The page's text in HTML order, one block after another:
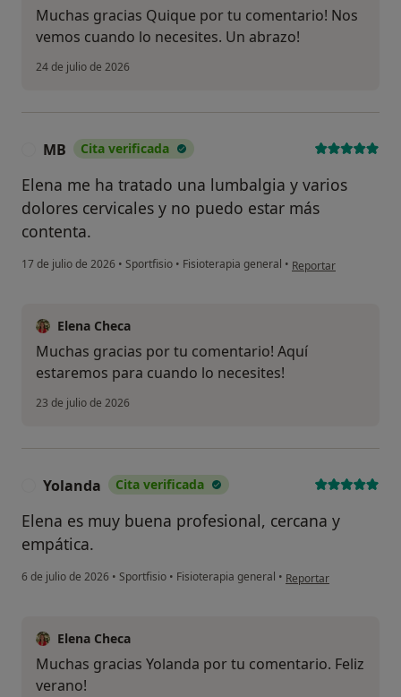
Muchas gracias Quique por tu comentario! Nos
vemos cuando lo necesites. Un abrazo!
24 de julio de 2026
MB Cita verificada
Elena me ha tratado una lumbalgia y varios
dolores cervicales y no puedo estar más
contenta.
17 de julio de 2026 • Sportfisio • Fisioterapia general • en opinión del
Reportar
Elena Checa
Muchas gracias por tu comentario! Aquí
estaremos para cuando lo necesites!
23 de julio de 2026
Yolanda Cita verificada
Elena es muy buena profesional, cercana y
empática.
6 de julio de 2026 • Sportfisio • Fisioterapia general • en opinión del usuario
Reportar
Elena Checa
Muchas gracias Yolanda por tu comentario. Feliz
verano!